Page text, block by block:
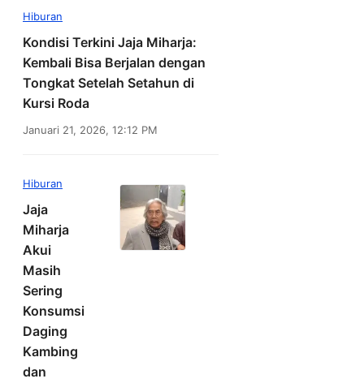
Hiburan
Kondisi Terkini Jaja Miharja:
Kembali Bisa Berjalan dengan
Tongkat Setelah Setahun di
Kursi Roda
Januari 21, 2026, 12:12 PM
Hiburan
Jaja
Miharja
Akui
Masih
Sering
Konsumsi
Daging
Kambing
dan